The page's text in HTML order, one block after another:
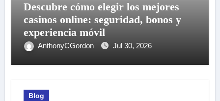
Descubre cómo elegir los mejores
casinos online: seguridad, bonos y
experiencia móvil
AnthonyCGordon Jul 30, 2026
Blog